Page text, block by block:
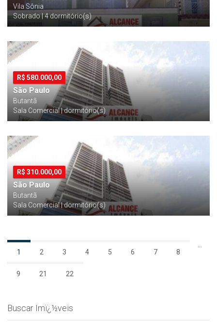
Vila Sônia
Sobrado | 4 dormitório(s)
R$ 580.000,00
São Paulo
Butantã
Sala Comercial | dormitório(s)
R$ 310.000,00
São Paulo
Butantã
Sala Comercial | dormitório(s)
1 2 3 4 5 6 7 8
9 21 22
Buscar Imï¿½veis